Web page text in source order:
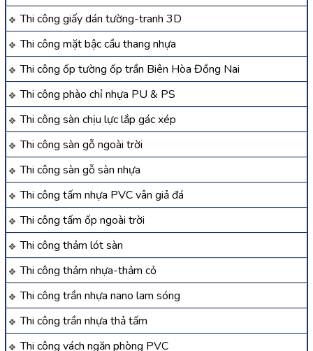
Thi công giấy dán tường-tranh 3D
Thi công mặt bậc cầu thang nhựa
Thi công ốp tường ốp trần Biên Hòa Đồng Nai
Thi công phào chỉ nhựa PU & PS
Thi công sàn chịu lực lắp gác xép
Thi công sàn gỗ ngoài trời
Thi công sàn gỗ sàn nhựa
Thi công tấm nhựa PVC vân giả đá
Thi công tấm ốp ngoài trời
Thi công thảm lót sàn
Thi công thảm nhựa-thảm cỏ
Thi công trần nhựa nano lam sóng
Thi công trần nhựa thả tấm
Thi công vách ngăn phòng PVC